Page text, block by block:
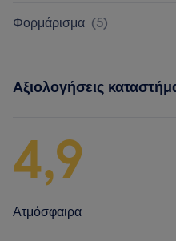
Φορμάρισμα (5)
Αξιολογήσεις
4,9
Ατμόσφαιρα